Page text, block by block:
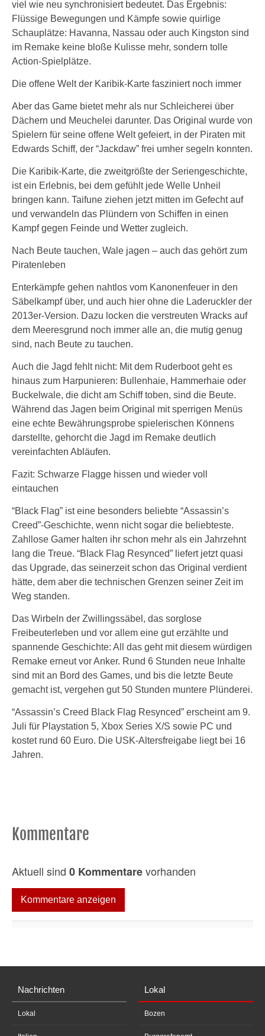
viel wie neu synchronisiert bedeutet. Das Ergebnis:
Flüssige Bewegungen und Kämpfe sowie quirlige
Schauplätze: Havanna, Nassau oder auch Kingston sind
im Remake keine bloße Kulisse mehr, sondern tolle
Action-Spielplätze.
Die offene Welt der Karibik-Karte fasziniert noch immer
Aber das Game bietet mehr als nur Schleicherei über
Dächern und Meuchelei darunter. Das Original wurde von
Spielern für seine offene Welt gefeiert, in der Piraten mit
Edwards Schiff, der “Jackdaw” frei umher segeln konnten.
Die Karibik-Karte, die zweitgrößte der Seriengeschichte,
ist ein Erlebnis, bei dem gefühlt jede Welle Unheil
bringen kann. Taifune ziehen jetzt mitten im Gefecht auf
und verwandeln das Plündern von Schiffen in einen
Kampf gegen Feinde und Wetter zugleich.
Nach Beute tauchen, Wale jagen – auch das gehört zum
Piratenleben
Enterkämpfe gehen nahtlos vom Kanonenfeuer in den
Säbelkampf über, und auch hier ohne die Laderuckler der
2013er-Version. Dazu locken die verstreuten Wracks auf
dem Meeresgrund noch immer alle an, die mutig genug
sind, nach Beute zu tauchen.
Auch die Jagd fehlt nicht: Mit dem Ruderboot geht es
hinaus zum Harpunieren: Bullenhaie, Hammerhaie oder
Buckelwale, die dicht am Schiff toben, sind die Beute.
Während das Jagen beim Original mit sperrigen Menüs
eine echte Bewährungsprobe spielerischen Könnens
darstellte, gehorcht die Jagd im Remake deutlich
vereinfachten Abläufen.
Fazit: Schwarze Flagge hissen und wieder voll
eintauchen
“Black Flag” ist eine besonders beliebte “Assassin’s
Creed”-Geschichte, wenn nicht sogar die beliebteste.
Zahllose Gamer halten ihr schon mehr als ein Jahrzehnt
lang die Treue. “Black Flag Resynced” liefert jetzt quasi
das Upgrade, das seinerzeit schon das Original verdient
hätte, dem aber die technischen Grenzen seiner Zeit im
Weg standen.
Das Wirbeln der Zwillingssäbel, das sorglose
Freibeuterleben und vor allem eine gut erzählte und
spannende Geschichte: All das geht mit diesem würdigen
Remake erneut vor Anker. Rund 6 Stunden neue Inhalte
sind mit an Bord des Games, und bis die letzte Beute
gemacht ist, vergehen gut 50 Stunden muntere Plünderei.
“Assassin’s Creed Black Flag Resynced” erscheint am 9.
Juli für Playstation 5, Xbox Series X/S sowie PC und
kostet rund 60 Euro. Die USK-Altersfreigabe liegt bei 16
Jahren.
Kommentare
Aktuell sind 0 Kommentarevorhanden
Kommentare anzeigen
Nachrichten
Lokal
Lokal
Bozen